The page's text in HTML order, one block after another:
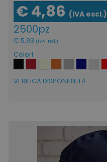
€ 4,86 (IVA escl.)
2500pz
€ 5,93 (IVA incl.)
Colori
VERIFICA DISPONIBILITÁ